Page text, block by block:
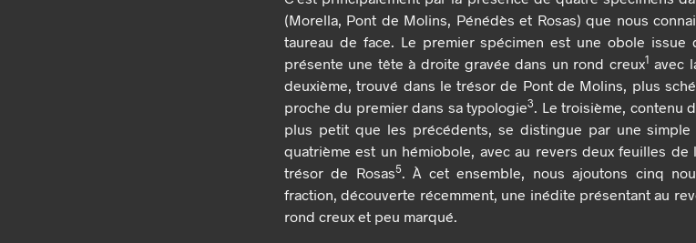
(Morella, Pont de Molins, Pénédès et Rosas) que nous
taureau de face. Le premier spécimen est une obole
présente une tête à droite gravée dans un rond creux1 avec
deuxième, trouvé dans le trésor de Pont de Molins, plus
proche du premier dans sa typologie3. Le troisième, contenu
plus petit que les précédents, se distingue par une
quatrième est un hémiobole, avec au revers deux feuilles
trésor de Rosas5. À cet ensemble, nous ajoutons cinq
fraction, découverte récemment, une inédite présentant au
rond creux et peu marqué.